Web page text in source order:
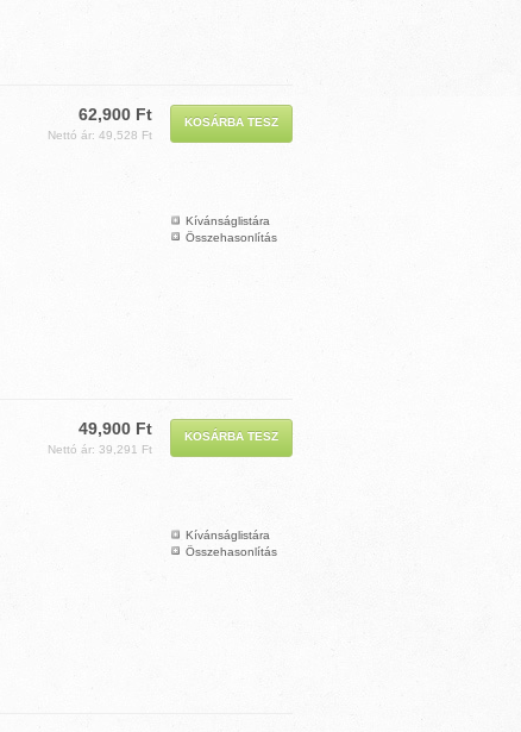
Kívánságlistára
Összehasonlítás
62,900 Ft
Nettó ár: 49,528 Ft
Kívánságlistára
Összehasonlítás
49,900 Ft
Nettó ár: 39,291 Ft